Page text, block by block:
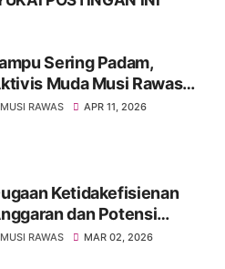
Sering Padam,
Muda Musi Rawas
Evaluasi Kinerja PLN
MUSI RAWAS APR 11, 2026
Ketidakefisienan
dan Potensi
di DPM-
MUSI RAWAS MAR 02, 2026